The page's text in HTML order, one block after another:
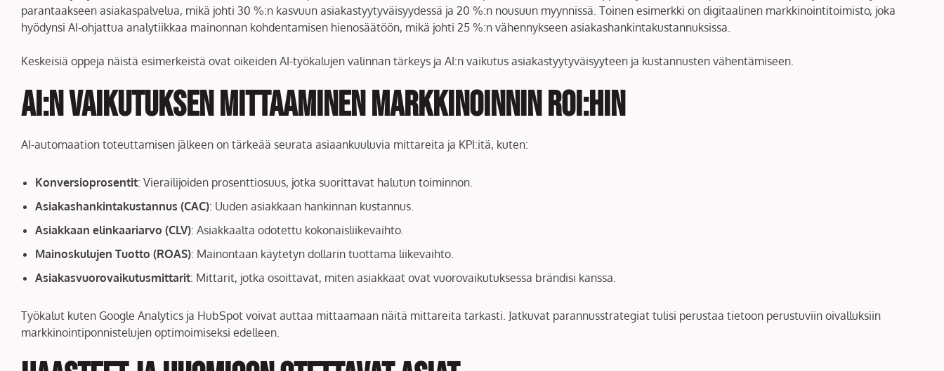
parantaakseen asiakaspalvelua, mikä johti 30 %:n kasvuun asiakastyytyväisyydessä ja 20 %:n nousuun myynnissä. Toinen esimerkki on digitaalinen markkinointitoimisto, joka
hyödynsi AI-ohjattua analytiikkaa mainonnan kohdentamisen hienosäätöön, mikä johti 25 %:n vähennykseen asiakashankintakustannuksissa.
Keskeisiä oppeja näistä esimerkeistä ovat oikeiden AI-työkalujen valinnan tärkeys ja AI:n vaikutus asiakastyytyväisyyteen ja kustannusten vähentämiseen.
AI:n Vaikutuksen Mittaaminen Markkinoinnin ROI:hin
AI-automaation toteuttamisen jälkeen on tärkeää seurata asiaankuuluvia mittareita ja KPI:itä, kuten:
Konversioprosentit: Vierailijoiden prosenttiosuus, jotka suorittavat halutun toiminnon.
Asiakashankintakustannus (CAC): Uuden asiakkaan hankinnan kustannus.
Asiakkaan elinkaariarvo (CLV): Asiakkaalta odotettu kokonaisliikevaihto.
Mainoskulujen Tuotto (ROAS): Mainontaan käytetyn dollarin tuottama liikevaihto.
Asiakasvuorovaikutusmittarit: Mittarit, jotka osoittavat, miten asiakkaat ovat vuorovaikutuksessa brändisi kanssa.
Työkalut kuten Google Analytics ja HubSpot voivat auttaa mittaamaan näitä mittareita tarkasti. Jatkuvat parannusstrategiat tulisi perustaa tietoon perustuviin oivalluksiin
markkinointiponnistelujen optimoimiseksi edelleen.